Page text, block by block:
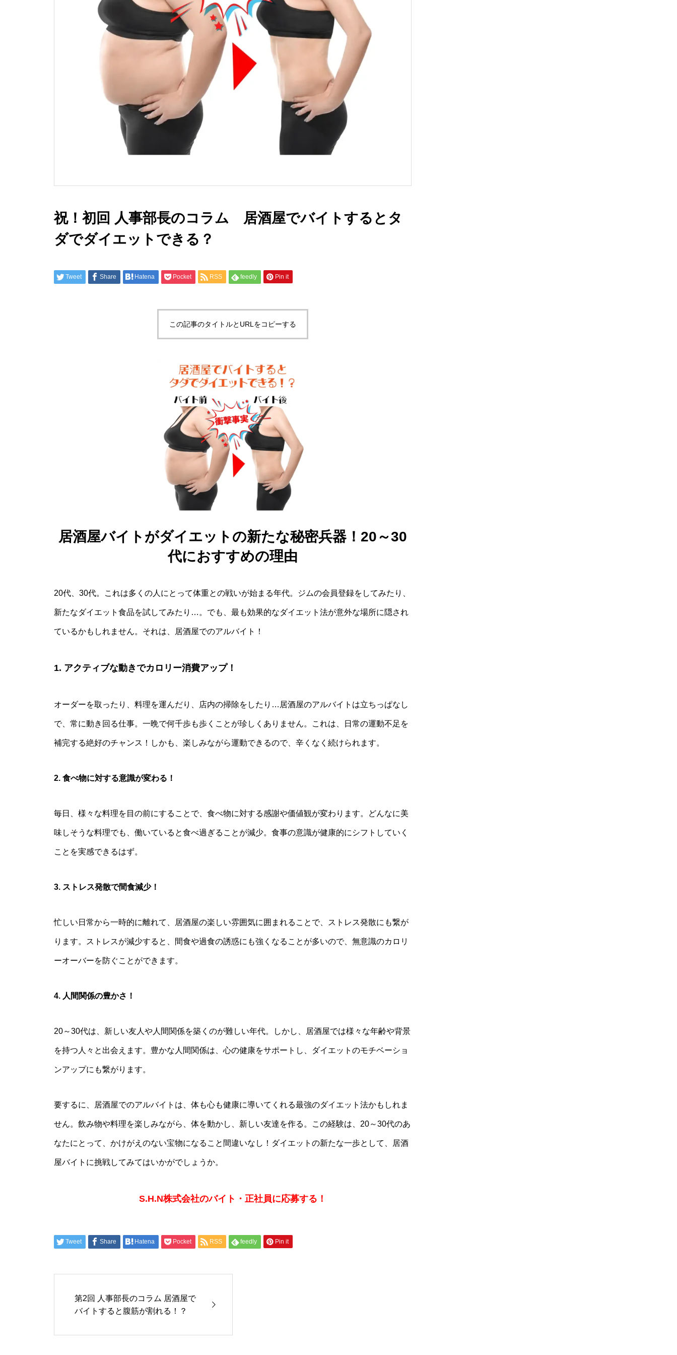
祝！初回 人事部長のコラム 居酒屋でバイトするとタ
ダでダイエットできる？
Tweet Share Hatena Pocket RSS feedly Pin it
この記事のタイトルとURLをコピーする
居酒屋バイトがダイエットの新たな秘密兵器！20～30
代におすすめの理由
20代、30代。これは多くの人にとって体重との戦いが始まる年代。ジムの会員登録をしてみたり、
新たなダイエット食品を試してみたり…。でも、最も効果的なダイエット法が意外な場所に隠され
ているかもしれません。それは、居酒屋でのアルバイト！
1. アクティブな動きでカロリー消費アップ！
オーダーを取ったり、料理を運んだり、店内の掃除をしたり…居酒屋のアルバイトは立ちっぱなし
で、常に動き回る仕事。一晩で何千歩も歩くことが珍しくありません。これは、日常の運動不足を
補完する絶好のチャンス！しかも、楽しみながら運動できるので、辛くなく続けられます。
2. 食べ物に対する意識が変わる！
毎日、様々な料理を目の前にすることで、食べ物に対する感謝や価値観が変わります。どんなに美
味しそうな料理でも、働いていると食べ過ぎることが減少。食事の意識が健康的にシフトしていく
ことを実感できるはず。
3. ストレス発散で間食減少！
忙しい日常から一時的に離れて、居酒屋の楽しい雰囲気に囲まれることで、ストレス発散にも繋が
ります。ストレスが減少すると、間食や過食の誘惑にも強くなることが多いので、無意識のカロリ
ーオーバーを防ぐことができます。
4. 人間関係の豊かさ！
20～30代は、新しい友人や人間関係を築くのが難しい年代。しかし、居酒屋では様々な年齢や背景
を持つ人々と出会えます。豊かな人間関係は、心の健康をサポートし、ダイエットのモチベーショ
ンアップにも繋がります。
要するに、居酒屋でのアルバイトは、体も心も健康に導いてくれる最強のダイエット法かもしれま
せん。飲み物や料理を楽しみながら、体を動かし、新しい友達を作る。この経験は、20～30代のあ
なたにとって、かけがえのない宝物になること間違いなし！ダイエットの新たな一歩として、居酒
屋バイトに挑戦してみてはいかがでしょうか。
S.H.N株式会社のバイト・正社員に応募する！
Tweet Share Hatena Pocket RSS feedly Pin it
第2回 人事部長のコラム 居酒屋で
バイトすると腹筋が割れる！？